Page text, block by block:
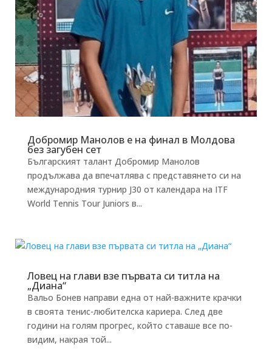
Добромир Манолов е на финал в Молдова
без загубен сет
Българският талант Добромир Манолов
продължава да впечатлява с представянето си на
международния турнир J30 от календара на ITF
World Tennis Tour Juniors в...
Ловец на глави взе първата си титла на
„Диана“
Вальо Бонев направи една от най-важните крачки
в своята тенис-любителска кариера. След две
години на голям прогрес, който ставаше все по-
видим, накрая той...